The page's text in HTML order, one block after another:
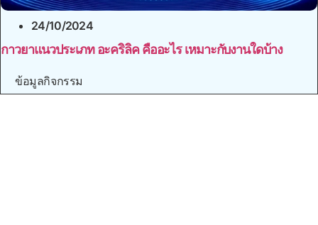
24/10/2024
กาวยาแนวประเภท อะคริลิค คืออะไร เหมาะกับงานใดบ้าง
ข้อมูลกิจกรรม